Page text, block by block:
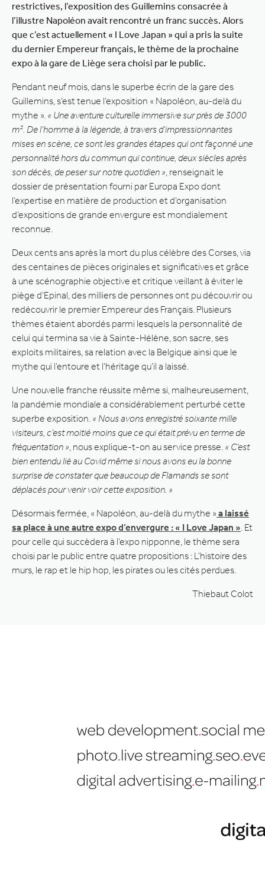
restrictives, l’exposition des Guillemins consacrée à
l’illustre Napoléon avait rencontré un franc succès. Alors
que c’est actuellement « I Love Japan » qui a pris la suite
du dernier Empereur français, le thème de la prochaine
expo à la gare de Liège sera choisi par le public.
Pendant neuf mois, dans le superbe écrin de la gare des
Guillemins, s’est tenue l’exposition « Napoléon, au-delà du
mythe ». « Une aventure culturelle immersive sur près de 3000
m². De l’homme à la légende, à travers d’impressionnantes
mises en scène, ce sont les grandes étapes qui ont façonné une
personnalité hors du commun qui continue, deux siècles après
son décès, de peser sur notre quotidien » , renseignait le
dossier de présentation fourni par Europa Expo dont
l’expertise en matière de production et d’organisation
d’expositions de grande envergure est mondialement
reconnue.
Deux cents ans après la mort du plus célèbre des Corses, via
des centaines de pièces originales et significatives et grâce
à une scénographie objective et critique veillant à éviter le
piège d’Epinal, des milliers de personnes ont pu découvrir ou
redécouvrir le premier Empereur des Français. Plusieurs
thèmes étaient abordés parmi lesquels la personnalité de
celui qui termina sa vie à Sainte-Hélène, son sacre, ses
exploits militaires, sa relation avec la Belgique ainsi que le
mythe qui l’entoure et l’héritage qu’il a laissé.
Une nouvelle franche réussite même si, malheureusement,
la pandémie mondiale a considérablement perturbé cette
superbe exposition . « Nous avons enregistré soixante mille
visiteurs, c’est moitié moins que ce qui était prévu en terme de
fréquentation » , nous explique-t-on au service presse. « C’est
bien entendu lié au Covid même si nous avons eu la bonne
surprise de constater que beaucoup de Flamands se sont
déplacés pour venir voir cette exposition. »
Désormais fermée, « Napoléon, au-delà du mythe » a laissé
sa place à une autre expo d’envergure : « I Love Japan » . Et
pour celle qui succèdera à l’expo nipponne, le thème sera
choisi par le public entre quatre propositions : L’histoire des
murs, le rap et le hip hop, les pirates ou les cités perdues.
Thiebaut Colot